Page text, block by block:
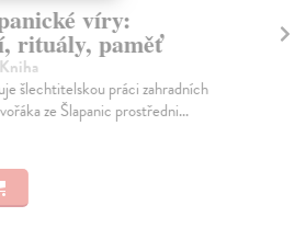
víry:
rituály, paměť
šlechtitelskou práci zahradních
ze Šlapanic prostředni...